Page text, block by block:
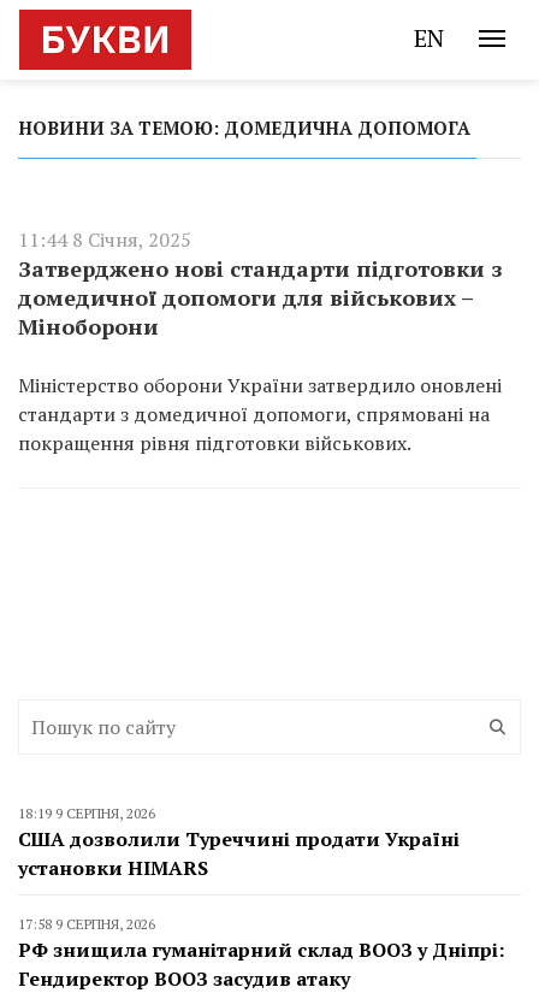
EN
НОВИНИ ЗА ТЕМОЮ: ДОМЕДИЧНА ДОПОМОГА
11:44 8 Січня, 2025
Затверджено нові стандарти підготовки з
домедичної допомоги для військових –
Міноборони
Міністерство оборони України затвердило оновлені
стандарти з домедичної допомоги, спрямовані на
покращення рівня підготовки військових.
18:19 9 СЕРПНЯ, 2026
США дозволили Туреччині продати Україні
установки HIMARS
17:58 9 СЕРПНЯ, 2026
РФ знищила гуманітарний склад ВООЗ у Дніпрі:
Гендиректор ВООЗ засудив атаку